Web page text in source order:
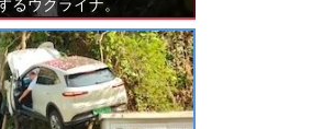
るウクライナ。